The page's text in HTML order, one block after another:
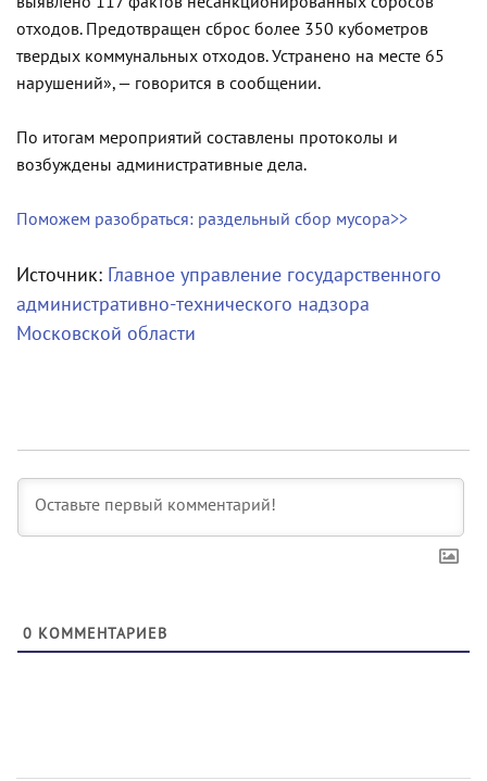
отходов. Предотвращен сброс более 350 кубометров
твердых коммунальных отходов. Устранено на месте 65
нарушений», — говорится в сообщении.
По итогам мероприятий составлены протоколы и
возбуждены административные дела.
Поможем разобраться: раздельный сбор мусора>>
Источник: Главное управление государственного
административно-технического надзора
Московской области
0 КОММЕНТАРИЕВ